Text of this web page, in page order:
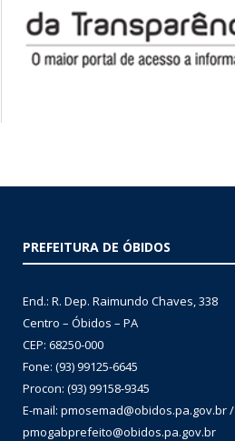
PREFEITURA DE ÓBIDOS
End.: R. Dep. Raimundo Chaves, 338
Centro – Óbidos – PA
CEP: 68250-000
Fone: (93) 99125-6645
Procon: (93) 99158-9345
E-mail: pmosemad@obidos.pa.gov.br /
pmogabprefeito@obidos.pa.gov.br